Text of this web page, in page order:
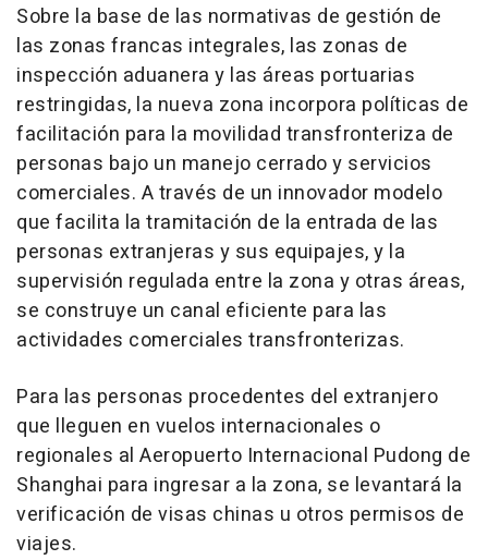
Sobre la base de las normativas de gestión de
las zonas francas integrales, las zonas de
inspección aduanera y las áreas portuarias
restringidas, la nueva zona incorpora políticas de
facilitación para la movilidad transfronteriza de
personas bajo un manejo cerrado y servicios
comerciales. A través de un innovador modelo
que facilita la tramitación de la entrada de las
personas extranjeras y sus equipajes, y la
supervisión regulada entre la zona y otras áreas,
se construye un canal eficiente para las
actividades comerciales transfronterizas.
Para las personas procedentes del extranjero
que lleguen en vuelos internacionales o
regionales al Aeropuerto Internacional Pudong de
Shanghai para ingresar a la zona, se levantará la
verificación de visas chinas u otros permisos de
viajes.